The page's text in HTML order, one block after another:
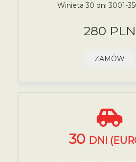
Winieta 30 dni 3001-
280 PLN
ZAMÓW
30 DNI